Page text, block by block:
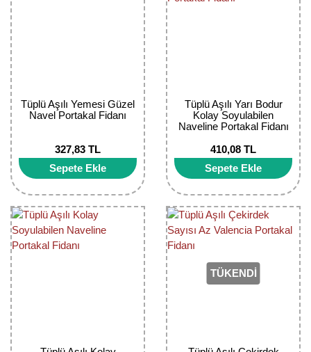
Tüplü Aşılı Yemesi Güzel
Navel Portakal Fidanı
327,83 TL
Sepete Ekle
Tüplü Aşılı Yarı Bodur
Kolay Soyulabilen
Naveline Portakal Fidanı
410,08 TL
Sepete Ekle
TÜKENDİ